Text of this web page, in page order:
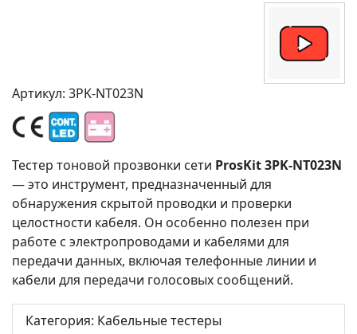
Артикул: 3PK-NT023N
Тестер тоновой прозвонки сети ProsKit 3PK-NT023N
— это инструмент, предназначенный для
обнаружения скрытой проводки и проверки
целостности кабеля. Он особенно полезен при
работе с электропроводами и кабелями для
передачи данных, включая телефонные линии и
кабели для передачи голосовых сообщений.
Категория: Кабельные тестеры